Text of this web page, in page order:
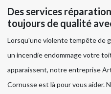
Des services
toujours de qualité
Lorsqu'une violente tempête de
un incendie endommage votre
apparaissent, notre entreprise
Cornusse est là pour vous aider.